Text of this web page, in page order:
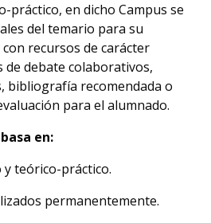
práctico, en dicho Campus se
del temario para su
recursos de carácter
debate colaborativos,
bibliografía recomendada o
para el alumnado.
en:
y teórico-práctico.
permanentemente.